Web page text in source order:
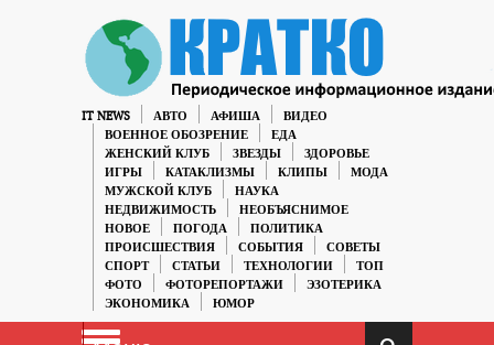
IT NEWS АВТО АФИША
ВИДЕО
ВОЕННОЕ ОБОЗРЕНИЕ
ЕДА
ЖЕНСКИЙ КЛУБ
ЗВЕЗДЫ
ЗДОРОВЬЕ
ИГРЫ
КАТАКЛИЗМЫ КЛИПЫ
МОДА
МУЖСКОЙ КЛУБ
НАУКА
НЕДВИЖИМОСТЬ
НЕОБЪЯСНИМОЕ
НОВОЕ
ПОГОДА
ПОЛИТИКА
ПРОИСШЕСТВИЯ
СОБЫТИЯ
СОВЕТЫ
СПОРТ
СТАТЬИ ТЕХНОЛОГИИ
ТОП
ФОТО
ФОТОРЕПОРТАЖИ
ЭЗОТЕРИКА
ЭКОНОМИКА
ЮМОР